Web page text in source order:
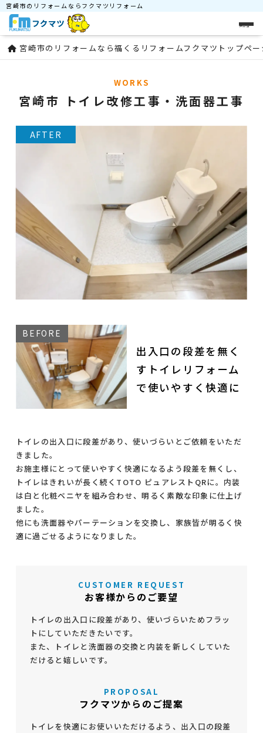
宮崎市のリフォームならフクマツリフォーム
メニュー
宮崎市のリフォームなら福くるリフォームフクマツトップペ
WORKS
宮崎市 トイレ改修工事・洗面器工事
出入口の段差を無く
すトイレリフォーム
で使いやすく快適に
トイレの出入口に段差があり、使いづらいとご依頼をいただ
きました。
お施主様にとって使いやすく快適になるよう段差を無くし、
トイレはきれいが長く続くTOTO ピュアレストQRに。内装
は白と化粧ベニヤを組み合わせ、明るく素敵な印象に仕上げ
ました。
他にも洗面器やパーテーションを交換し、家族皆が明るく快
適に過ごせるようになりました。
CUSTOMER REQUEST
お客様からのご要望
トイレの出入口に段差があり、使いづらいためフラッ
トにしていただきたいです。
また、トイレと洗面器の交換と内装を新しくしていた
だけると嬉しいです。
PROPOSAL
フクマツからのご提案
トイレを快適にお使いいただけるよう、出入口の段差